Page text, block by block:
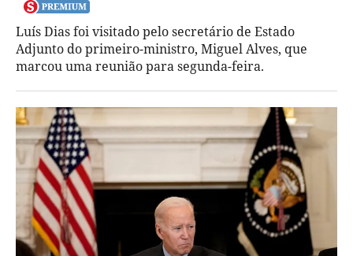
Luís Dias foi visitado pelo secretário de Estado
Adjunto do primeiro-ministro, Miguel Alves, que
marcou uma reunião para segunda-feira.